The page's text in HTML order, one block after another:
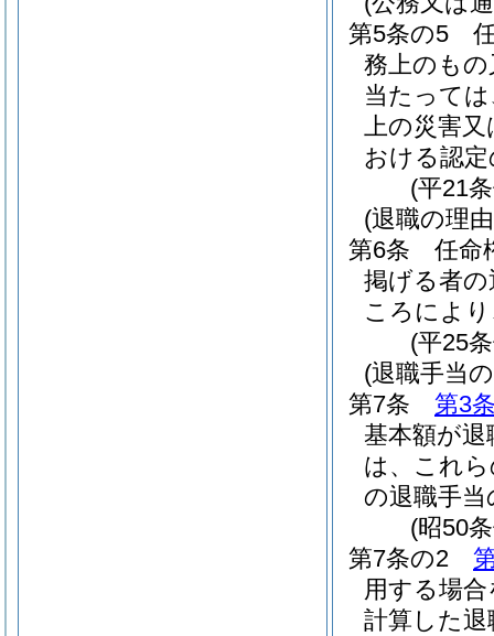
第5条の5
務上のも
当たって
上の災害
おける認
(平21
(退職の理
第6条
任命
掲げる者
ころによ
(平25
(退職手当
第7条
第3
基本額が
は、これ
の退職手
(昭50
第7条の2
用する場
計算した